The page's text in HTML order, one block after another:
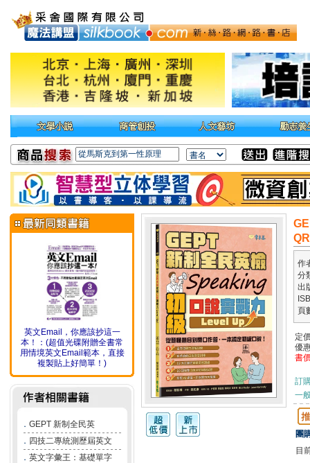
英文Email，你應該抄這一
本！：(超值光碟附贈全書常
用情境英文Email範本，直接
複製貼上好簡單！)
． GEPT 新制全民英
． 四技二專統測歷屆英文
． 英文字彙王：基礎單字
作
分
出
頁
定
優
書
訂
一
團
目